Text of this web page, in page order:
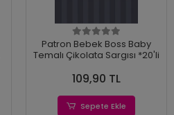
Patron Bebek Boss Baby
Temalı Çikolata Sargısı *20'li
109,90 TL
Sepete Ekle